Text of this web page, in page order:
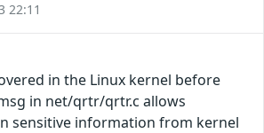
22:11
in the Linux kernel before
in net/qrtr/qrtr.c allows
sensitive information from kernel